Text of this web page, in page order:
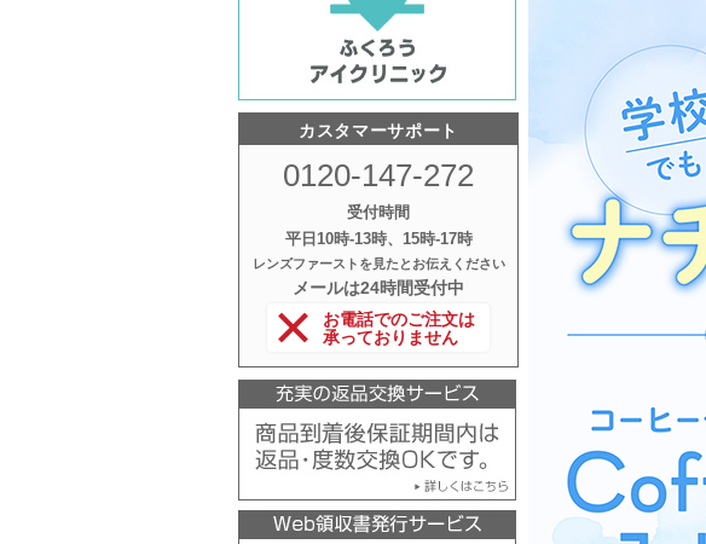
カスタマーサポート
0120-147-272
受付時間
平日10時‐13時、15時‐17時
レンズファーストを見たとお伝えください
メールは24時間受付中
お電話でのご注文は
承っておりません